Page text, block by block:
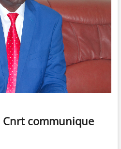
Cnrt communique